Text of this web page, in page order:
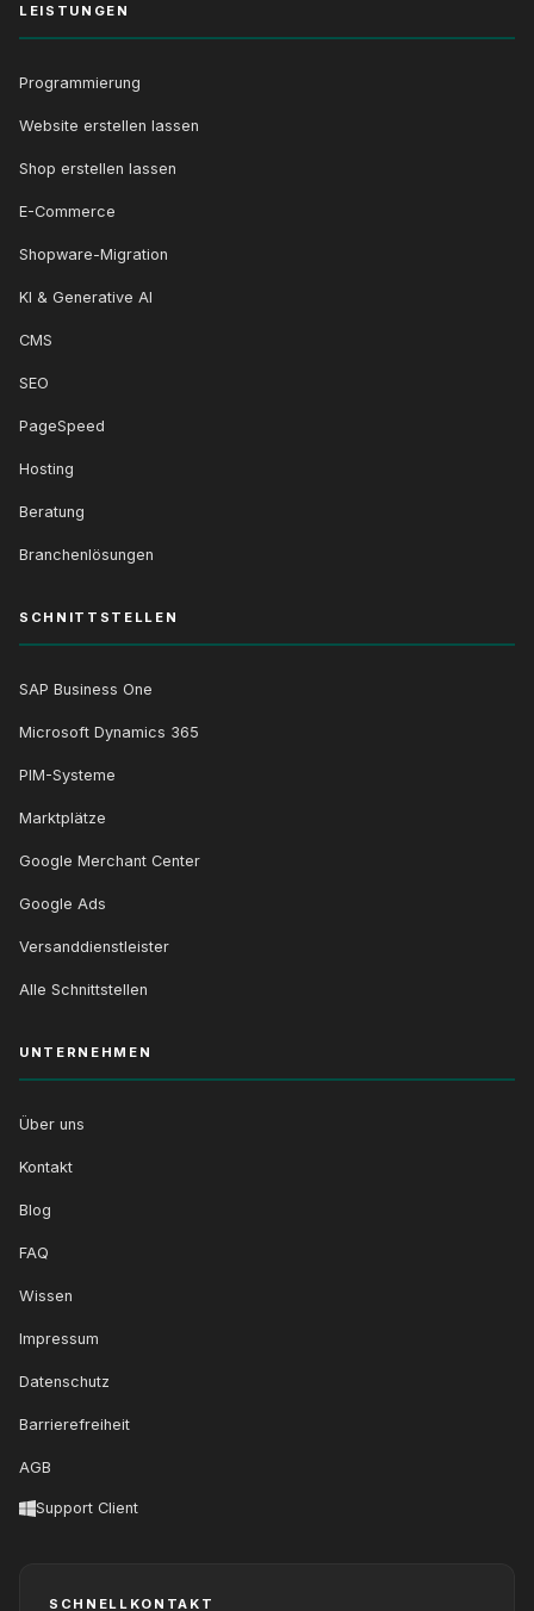
LEISTUNGEN
Programmierung
Website erstellen lassen
Shop erstellen lassen
E-Commerce
Shopware-Migration
KI & Generative AI
CMS
SEO
PageSpeed
Hosting
Beratung
Branchenlösungen
SCHNITTSTELLEN
SAP Business One
Microsoft Dynamics 365
PIM-Systeme
Marktplätze
Google Merchant Center
Google Ads
Versanddienstleister
Alle Schnittstellen
UNTERNEHMEN
Über uns
Kontakt
Blog
FAQ
Wissen
Impressum
Datenschutz
Barrierefreiheit
AGB
Support Client
SCHNELLKONTAKT